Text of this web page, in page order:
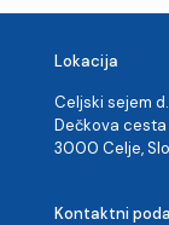
Lokacija
Celjski sejem
Dečkova cesta
3000 Celje,
Kontaktni